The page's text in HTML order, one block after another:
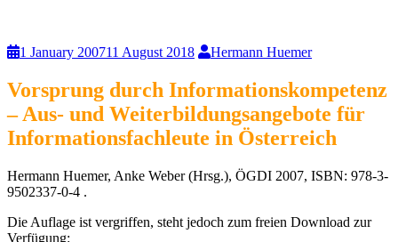
1 January 200711 August 2018 Hermann Huemer
Vorsprung durch Informationskompetenz
– Aus- und Weiterbildungsangebote für
Informationsfachleute in Österreich
Hermann Huemer, Anke Weber (Hrsg.), ÖGDI 2007, ISBN: 978-3-
9502337-0-4 .
Die Auflage ist vergriffen, steht jedoch zum freien Download zur
Verfügung: